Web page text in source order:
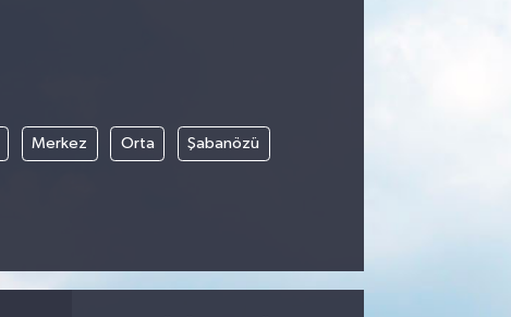
Merkez Orta Şabanözü